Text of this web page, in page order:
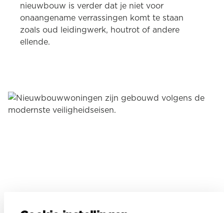
nieuwbouw is verder dat je niet voor
onaangename verrassingen komt te staan
zoals oud leidingwerk, houtrot of andere
ellende.